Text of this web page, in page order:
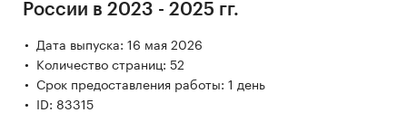
России в 2023 - 2025 гг.
Дата выпуска: 16 мая 2026
Количество страниц: 52
Срок предоставления работы: 1 день
ID: 83315